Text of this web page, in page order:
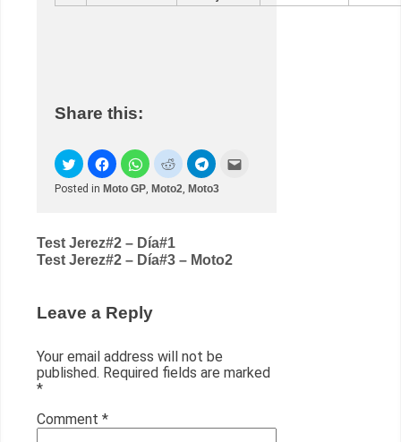
Share this:
Posted in Moto GP, Moto2, Moto3
Post
navigation
Test Jerez#2 – Día#1
Test Jerez#2 – Día#3 – Moto2
Leave a Reply
Your email address will not be
published. Required fields are marked
*
Comment *